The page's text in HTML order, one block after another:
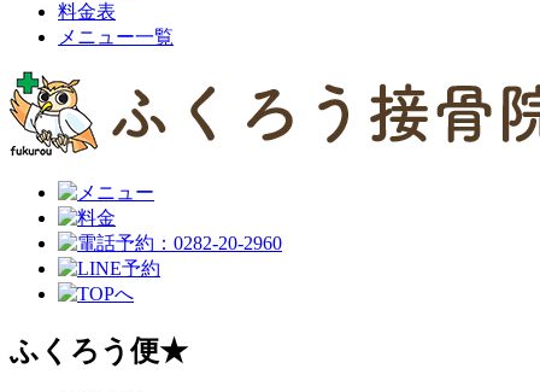
料金表
メニュー一覧
ふくろう便★